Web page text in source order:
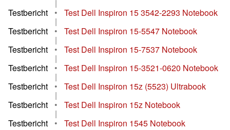
|
Testbericht
• Test Dell Inspiron 15 3542-2293 Notebook
|
Testbericht
• Test Dell Inspiron 15-5547 Notebook
|
Testbericht
• Test Dell Inspiron 15-7537 Notebook
|
Testbericht
• Test Dell Inspiron 15-3521-0620 Notebook
|
Testbericht
• Test Dell Inspiron 15z (5523) Ultrabook
|
Testbericht
• Test Dell Inspiron 15z Notebook
|
Testbericht
• Test Dell Inspiron 1545 Notebook